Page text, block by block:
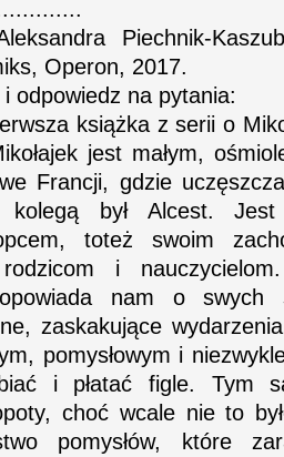
Piechnik-
Operon, 2017.
odpowiedz na pytania:
książka z serii o
jest małym,
Francji, gdzie
kolegą był Alcest.
toteż swoim
i
nam o swych
zaskakujące
pomysłowym i
i płatać figle. Tym
choć wcale nie to
pomysłów, które